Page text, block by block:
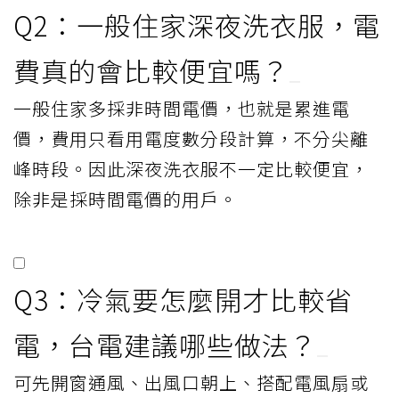
Q2：一般住家深夜洗衣服，電
費真的會比較便宜嗎？
一般住家多採非時間電價，也就是累進電
價，費用只看用電度數分段計算，不分尖離
峰時段。因此深夜洗衣服不一定比較便宜，
除非是採時間電價的用戶。
Q3：冷氣要怎麼開才比較省
電，台電建議哪些做法？
可先開窗通風、出風口朝上、搭配電風扇或